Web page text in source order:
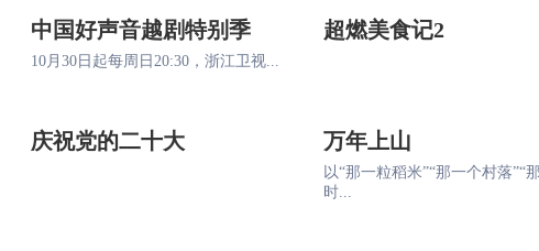
中国好声音越剧特别季
10月30日起每周日20:30，浙江卫视...
超燃美食记2
庆祝党的二十大 万年上山
以“那一粒稻米”“那一个村落”“
时...